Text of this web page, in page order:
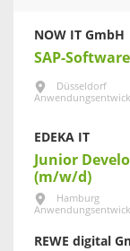
NOW IT GmbH
SAP-
Düsseldorf
EDEKA IT
Junior
(m/w/d)
Hamburg
REWE digital